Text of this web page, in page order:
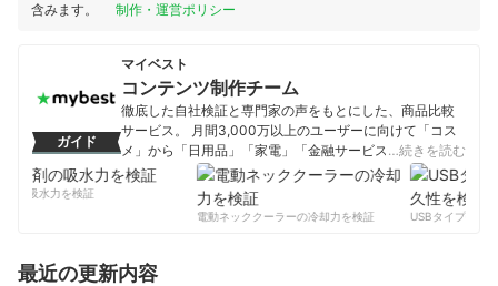
含みます。
制作・運営ポリシー
ガイド
マイベスト
コンテンツ制作チーム
徹底した自社検証と専門家の声をもとにした、商品比較
サービス。 月間3,000万以上のユーザーに向けて「コス
メ」から「日用品」「家電」「金融サービス」まで、ベ
ストな商品を選んでもらうために、毎日コンテンツを制
コンテンツ制作チームのプロフィール
…続きを読む
の吸水力を検証
電動ネッククーラーの冷却力を検証
USBタイプCケー
最近の更新内容